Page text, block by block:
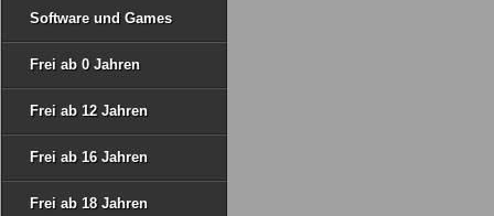
Software und Games
Frei ab 0 Jahren
Frei ab 12 Jahren
Frei ab 16 Jahren
Frei ab 18 Jahren